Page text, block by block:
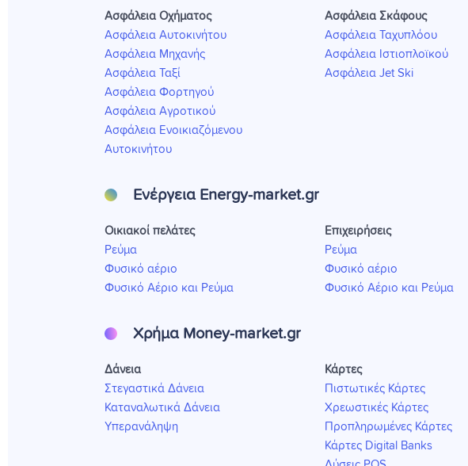
Ασφάλεια Οχήματος
Ασφάλεια Αυτοκινήτου
Ασφάλεια Μηχανής
Ασφάλεια Ταξί
Ασφάλεια Φορτηγού
Ασφάλεια Αγροτικού
Ασφάλεια Ενοικιαζόμενου
Αυτοκινήτου
Ασφάλεια Σκάφους
Ασφάλεια Ταχυπλόου
Ασφάλεια Ιστιοπλοϊκού
Ασφάλεια Jet Ski
Ενέργεια Energy-market.gr
Οικιακοί πελάτες
Ρεύμα
Φυσικό αέριο
Φυσικό Αέριο και Ρεύμα
Επιχειρήσεις
Ρεύμα
Φυσικό αέριο
Φυσικό Αέριο και Ρεύμα
Χρήμα Money-market.gr
Δάνεια
Στεγαστικά Δάνεια
Καταναλωτικά Δάνεια
Υπερανάληψη
Κάρτες
Πιστωτικές Κάρτες
Χρεωστικές Κάρτες
Προπληρωμένες Κάρτες
Κάρτες Digital Banks